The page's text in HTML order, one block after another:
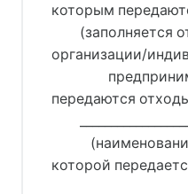
которым
(заполняется
организации/
передаются
(наименование
которой